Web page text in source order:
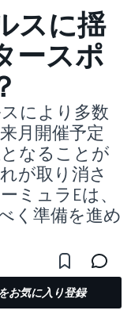
スに揺
ースポ
により多数
月開催予定
なることが
が取り消さ
ミュラEは、
く準備を進め
をお気に入り登録